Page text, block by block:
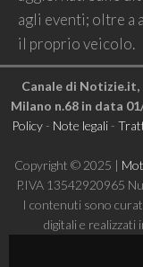
agli eventi; oltre a
il proprio veicolo.
Canale di
Milano n.68 in data
Policy- Note legali-
Copyright © 2025 |
P.IVA 13542920965
I contenuti sono
digitali e realizzati